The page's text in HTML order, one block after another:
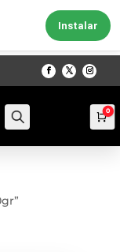
0
Instalar